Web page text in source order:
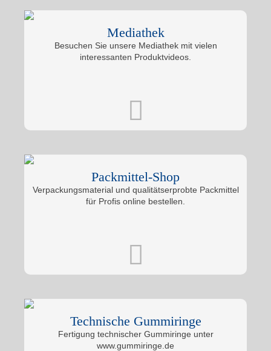
Mediathek
Besuchen Sie unsere Mediathek mit vielen
interessanten Produktvideos.
Packmittel-Shop
Verpackungsmaterial und qualitätserprobte Packmittel
für Profis online bestellen.
Technische Gummiringe
Fertigung technischer Gummiringe unter
www.gummiringe.de